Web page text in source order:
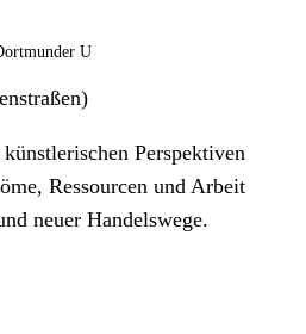
U
Perspektiven
Ressourcen und Arbeit
neuer Handelswege.